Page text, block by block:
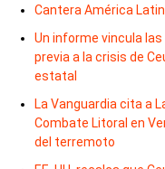
Cantera América
Un informe vincula
previa a la crisis de
estatal
La Vanguardia cita a
Combate Litoral en
del terremoto